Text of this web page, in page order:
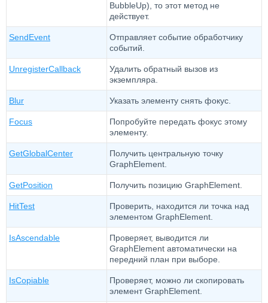
BubbleUp), то этот метод не
действует.
SendEvent
Отправляет событие обработчику
событий.
UnregisterCallback
Удалить обратный вызов из
экземпляра.
Blur Указать элементу снять фокус.
Focus
Попробуйте передать фокус этому
элементу.
GetGlobalCenter
Получить центральную точку
GraphElement.
GetPosition Получить позицию GraphElement.
HitTest
Проверить, находится ли точка над
элементом GraphElement.
IsAscendable
Проверяет, выводится ли
GraphElement автоматически на
передний план при выборе.
IsCopiable
Проверяет, можно ли скопировать
элемент GraphElement.